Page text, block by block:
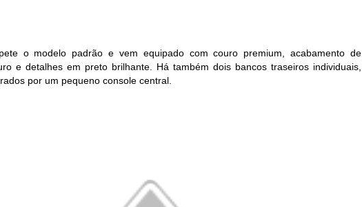
o modelo padrão e vem equipado com couro premium, acabamento de
e detalhes em preto brilhante. Há também dois bancos traseiros individuais,
por um pequeno console central.